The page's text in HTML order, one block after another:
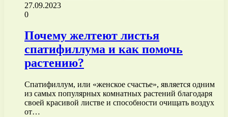
27.09.2023
0
Почему желтеют листья
спатифиллума и как помочь
растению?
Спатифиллум, или «женское счастье», является одним
из самых популярных комнатных растений благодаря
своей красивой листве и способности очищать воздух
от…